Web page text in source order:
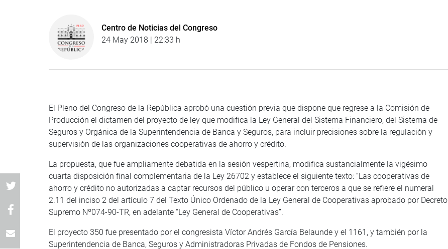
Centro de Noticias del Congreso
24 May 2018 | 22:33 h
El Pleno del Congreso de la República aprobó una cuestión previa que dispone que regrese a la Comisión de
Producción el dictamen del proyecto de ley que modifica la Ley General del Sistema Financiero, del Sistema de
Seguros y Orgánica de la Superintendencia de Banca y Seguros, para incluir precisiones sobre la regulación y
supervisión de las organizaciones cooperativas de ahorro y crédito.
La propuesta, que fue ampliamente debatida en la sesión vespertina, modifica sustancialmente la vigésimo
cuarta disposición final complementaria de la Ley 26702 y establece el siguiente texto: “Las cooperativas de
ahorro y crédito no autorizadas a captar recursos del público u operar con terceros a que se refiere el numeral
2.11 del inciso 2 del artículo 7 del Texto Único Ordenado de la Ley General de Cooperativas aprobado por Decreto
Supremo Nº074-90-TR, en adelante “Ley General de Cooperativas”.
El proyecto 350 fue presentado por el congresista Víctor Andrés García Belaunde y el 1161, y también por la
Superintendencia de Banca, Seguros y Administradoras Privadas de Fondos de Pensiones.